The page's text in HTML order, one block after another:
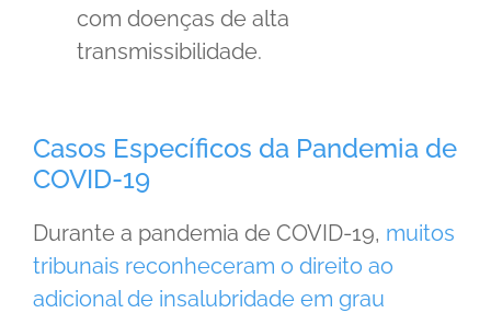
com doenças de alta
transmissibilidade.
Casos Específicos da Pandemia de
COVID-19
Durante a pandemia de COVID-19, muitos
tribunais reconheceram o direito ao
adicional de insalubridade em grau